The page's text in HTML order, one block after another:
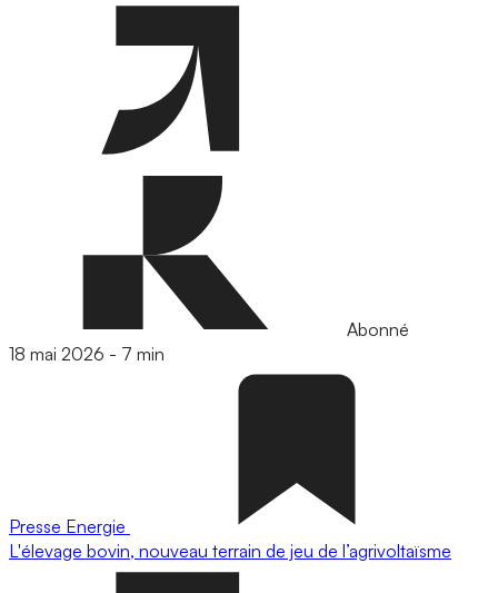
Abonné
18 mai 2026 - 7 min
Presse Energie
L'élevage bovin, nouveau terrain de jeu de l’agrivoltaïsme